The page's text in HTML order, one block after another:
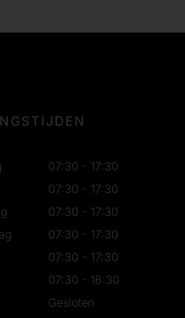
07:30 - 17:30
07:30 - 17:30
07:30 - 17:30
07:30 - 17:30
07:30 - 17:30
07:30 - 16:30
Gesloten